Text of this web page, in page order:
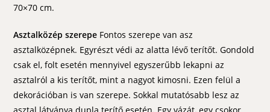
70×70 cm.
Asztalközép szerepe Fontos szerepe van asz
asztalközépnek. Egyrészt védi az alatta lévő terítőt. Gondold
csak el, folt esetén mennyivel egyszerűbb lekapni az
asztalról a kis terítőt, mint a nagyot kimosni. Ezen felül a
dekorációban is van szerepe. Sokkal mutatósabb lesz az